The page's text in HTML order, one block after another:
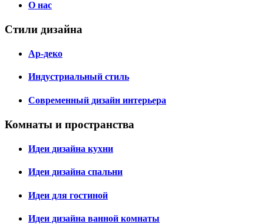
О нас
Стили дизайна
Ар-деко
Индустриальный стиль
Современный дизайн интерьера
Комнаты и пространства
Идеи дизайна кухни
Идеи дизайна спальни
Идеи для гостиной
Идеи дизайна ванной комнаты